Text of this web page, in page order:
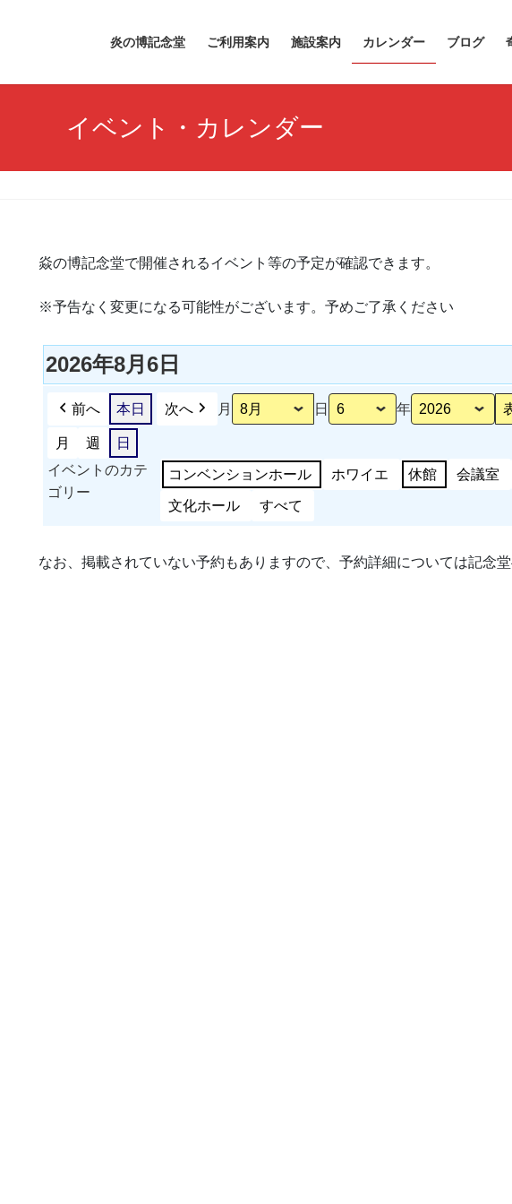
炎の博記念堂 ご利用案内 施設案内 カレンダー ブログ
イベント・カレンダー
焱の博記念堂で開催されるイベント等の予定が確認できます。
※予告なく変更になる可能性がございます。予めご了承ください
2026年8月6日
前へ 本日 次へ 月 日 年
月 週
日
イベントのカテ
ゴリー
コンベンションホール ホワイエ 休館 会議室
文化ホール すべて
なお、掲載されていない予約もありますので、予約詳細については記念